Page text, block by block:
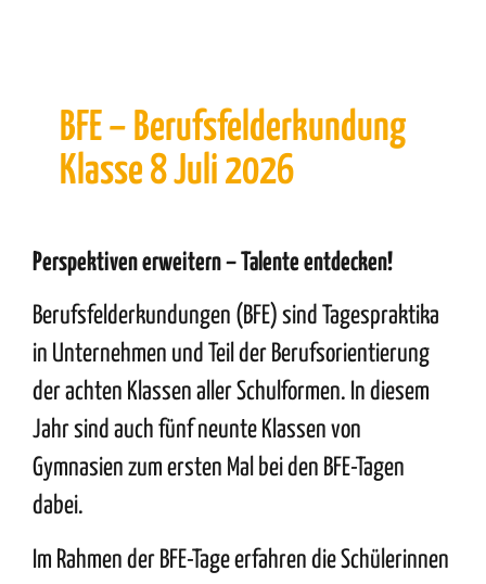
BFE – Berufsfelderkundung
Klasse 8 Juli 2026
Perspektiven erweitern– Talente entdecken!
Berufsfelderkundungen (BFE) sind Tagespraktika
in Unternehmen und Teil der Berufsorientierung
der achten Klassen aller Schulformen. In diesem
Jahr sind auch fünf neunte Klassen von
Gymnasien zum ersten Mal bei den BFE-Tagen
dabei.
Im Rahmen der BFE-Tage erfahren die Schülerinnen